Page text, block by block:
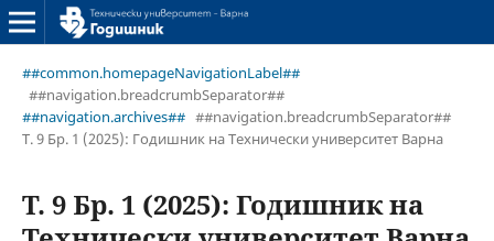
##common.homepageNavigationLabel##
##navigation.breadcrumbSeparator##
##navigation.archives## ##navigation.breadcrumbSeparator##
Т. 9 Бр. 1 (2025): Годишник на Технически университет Варна
Т. 9 Бр. 1 (2025): Годишник на